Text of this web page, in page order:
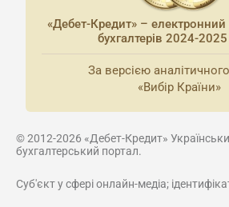
«Дебет-Кредит» –
бухгалтерів 2024-2025
За версією
«Вибір Країни»
© 2012-2026 «Дебет-Кредит»
бухгалтерський портал.
Суб'єкт у сфері онлайн-медіа;